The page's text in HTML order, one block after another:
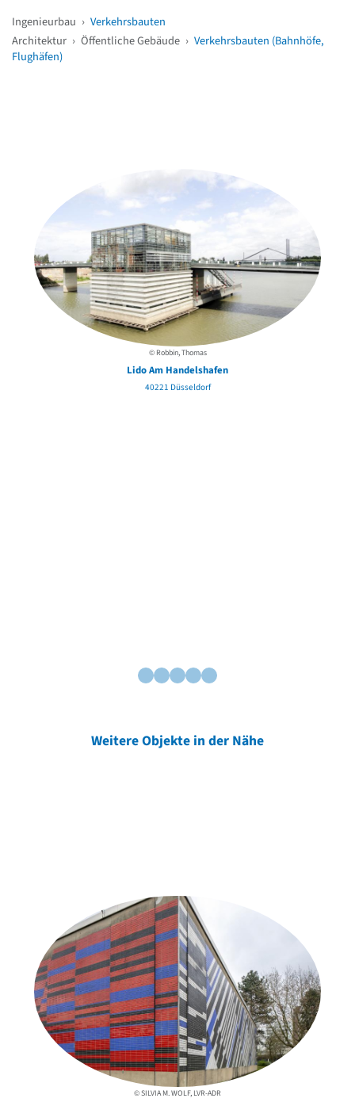
Ingenieurbau › Verkehrsbauten
Architektur › Öffentliche Gebäude › Verkehrsbauten (Bahnhöfe,
Flughäfen)
© Robbin, Thomas
Lido Am Handelshafen
40221 Düsseldorf
Weitere Objekte in der Nähe
© SILVIA M. WOLF, LVR-ADR